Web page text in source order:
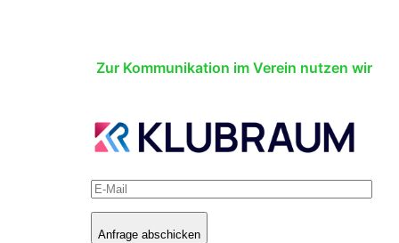
Zur Kommunikation im Verein nutzen wir
Anfrage abschicken